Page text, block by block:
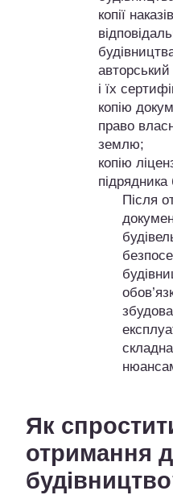
копії
і їх
копію
право
землю;
копію
підрядника
Після
Як
отримання